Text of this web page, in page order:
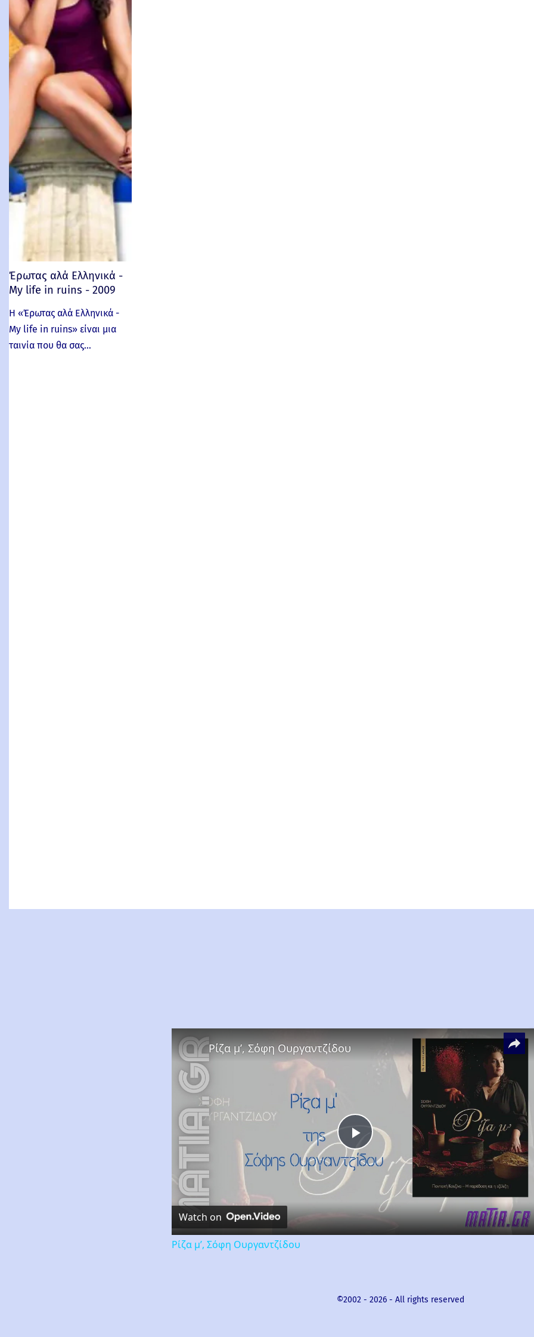
Έρωτας αλά Ελληνικά -
My life in ruins - 2009
Η «Έρωτας αλά Ελληνικά -
My life in ruins» είναι μια
ταινία που θα σας…
Play
Video
Ρίζα μ’, Σόφη Ουργαντζίδου
Watch on
Ρίζα μ’, Σόφη Ουργαντζίδου
©2002 - 2026 - All rights reserved